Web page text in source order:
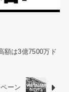
額は3億7500万ド
ーン